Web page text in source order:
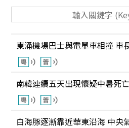
東涌機場巴士與電單車相撞 車
南韓連續五天出現懷疑中暑死
白海豚逐漸靠近華東沿海 中央